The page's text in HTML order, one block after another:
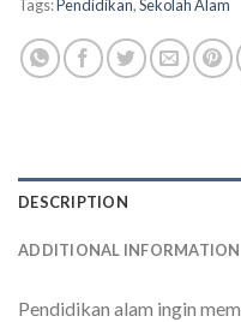
Tags:Pendidikan,Sekolah Alam
DESCRIPTION
ADDITIONAL INFORMATION
Pendidikan alam ingin